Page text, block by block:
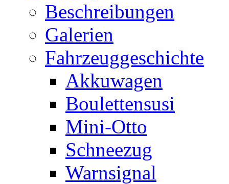
Beschreibungen
Galerien
Fahrzeuggeschichte
Akkuwagen
Boulettensusi
Mini-Otto
Schneezug
Warnsignal